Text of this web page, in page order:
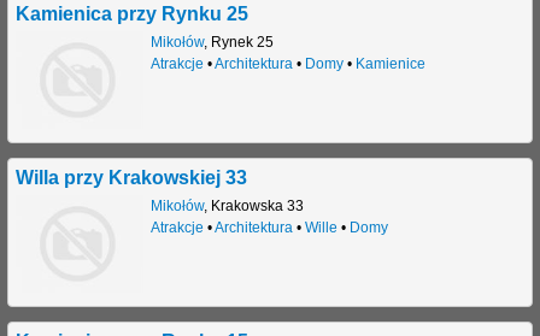
Kamienica przy Rynku 25
Mikołów, Rynek 25
Atrakcje •Architektura • Domy• Kamienice
Willa przy Krakowskiej 33
Mikołów, Krakowska 33
Atrakcje •Architektura • Wille • Domy